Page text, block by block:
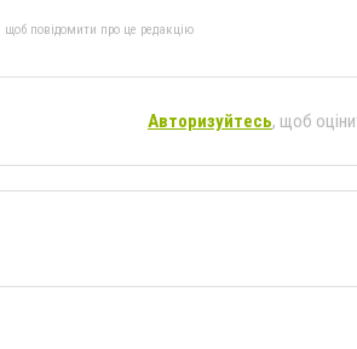
щоб повідомити про це редакцію
Авторизуйтесь, щоб